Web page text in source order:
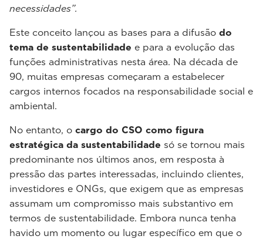
necessidades”.
Este conceito lançou as bases para a difusão do
tema de sustentabilidade e para a evolução das
funções administrativas nesta área. Na década de
90, muitas empresas começaram a estabelecer
cargos internos focados na responsabilidade social e
ambiental.
No entanto, o cargo do CSO como figura
estratégica da sustentabilidade só se tornou mais
predominante nos últimos anos, em resposta à
pressão das partes interessadas, incluindo clientes,
investidores e ONGs, que exigem que as empresas
assumam um compromisso mais substantivo em
termos de sustentabilidade. Embora nunca tenha
havido um momento ou lugar específico em que o